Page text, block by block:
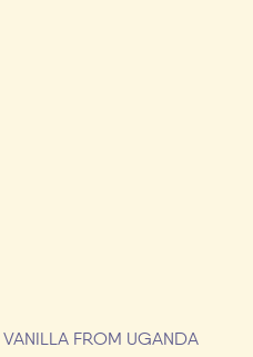
VANILLA FROM UGANDA